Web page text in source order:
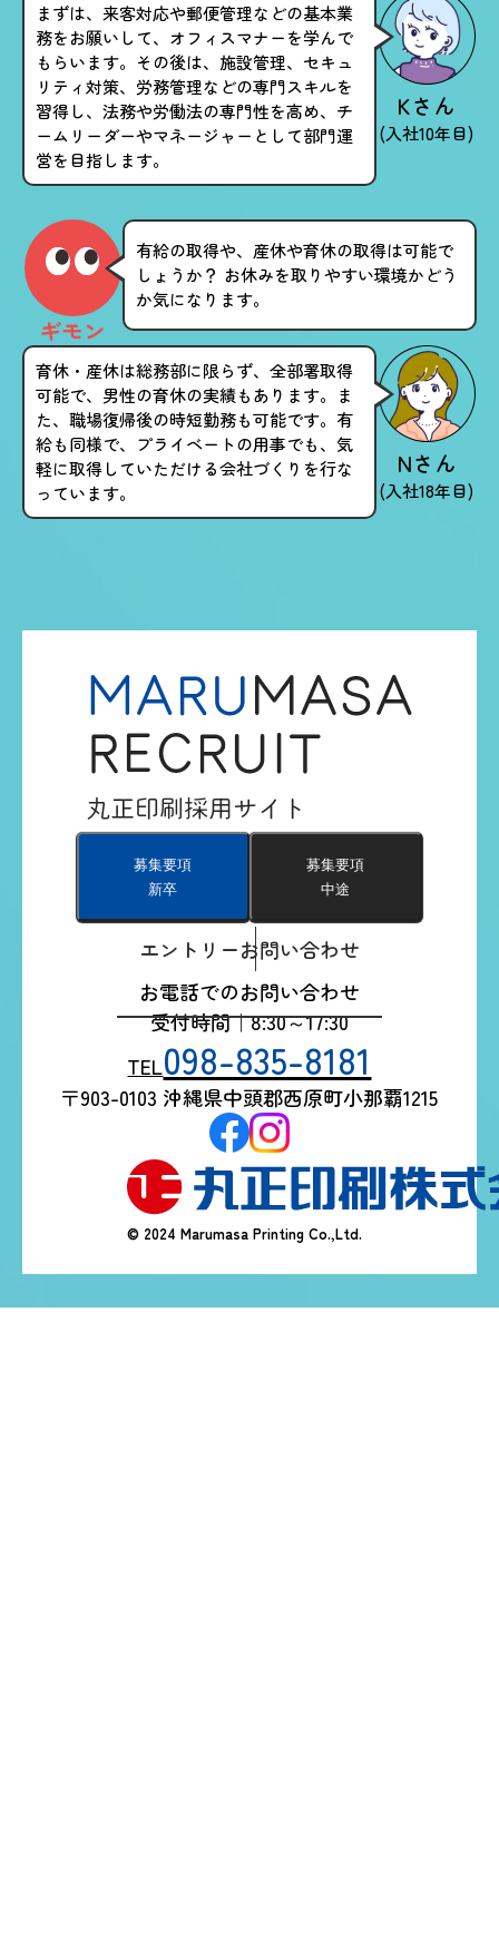
Kさん
(入社10年目)
まずは、来客対応や郵便管理などの基本業
務をお願いして、オフィスマナーを学んで
もらいます。その後は、施設管理、セキュ
リティ対策、労務管理などの専門スキルを
習得し、法務や労働法の専門性を高め、チ
ームリーダーやマネージャーとして部門運
営を目指します。
ギモン
有給の取得や、産休や育休の取得は可能で
しょうか？ お休みを取りやすい環境かどう
か気になります。
Nさん
(入社18年目)
育休・産休は総務部に限らず、全部署取得
可能で、男性の育休の実績もあります。ま
た、職場復帰後の時短勤務も可能です。有
給も同様で、プライベートの用事でも、気
軽に取得していただける会社づくりを行な
っています。
募集要項
新卒
募集要項
中途
エントリーお問い合わせ
お電話でのお問い合わせ
受付時間｜8:30～17:30
TEL098-835-8181
〒903-0103 沖縄県中頭郡西原町小那覇1215
© 2024 Marumasa Printing Co.,Ltd.